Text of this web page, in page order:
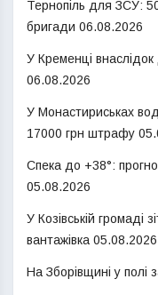
Тернопіль для ЗСУ:
бригади 06.08.2026
У Кременці
06.08.2026
У Монастириськах
17000 грн штрафу
Спека до +38°:
05.08.2026
У Козівській громаді
вантажівка 05.08.2026
На Зборівщині у полі